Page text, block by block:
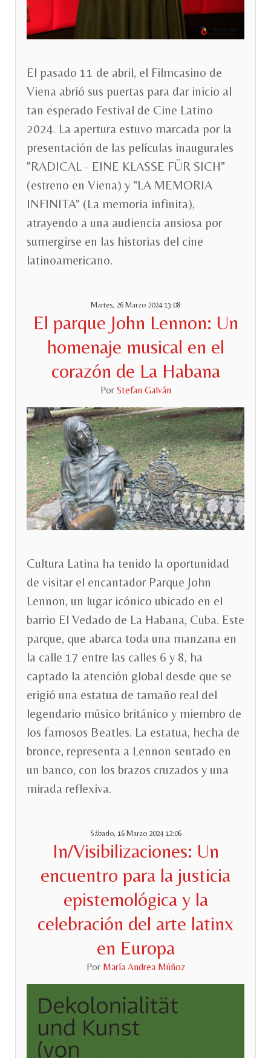
El pasado 11 de abril, el Filmcasino de
Viena abrió sus puertas para dar inicio al
tan esperado Festival de Cine Latino
2024. La apertura estuvo marcada por la
presentación de las películas inaugurales
"RADICAL - EINE KLASSE FÜR SICH"
(estreno en Viena) y "LA MEMORIA
INFINITA" (La memoria infinita),
atrayendo a una audiencia ansiosa por
sumergirse en las historias del cine
latinoamericano.
Martes, 26 Marzo 2024 13:08
El parque John Lennon: Un
homenaje musical en el
corazón de La Habana
Por Stefan Galván
Cultura Latina ha tenido la oportunidad
de visitar el encantador Parque John
Lennon, un lugar icónico ubicado en el
barrio El Vedado de La Habana, Cuba. Este
parque, que abarca toda una manzana en
la calle 17 entre las calles 6 y 8, ha
captado la atención global desde que se
erigió una estatua de tamaño real del
legendario músico británico y miembro de
los famosos Beatles. La estatua, hecha de
bronce, representa a Lennon sentado en
un banco, con los brazos cruzados y una
mirada reflexiva.
Sábado, 16 Marzo 2024 12:06
In/Visibilizaciones: Un
encuentro para la justicia
epistemológica y la
celebración del arte latinx
en Europa
Por María Andrea Múñoz